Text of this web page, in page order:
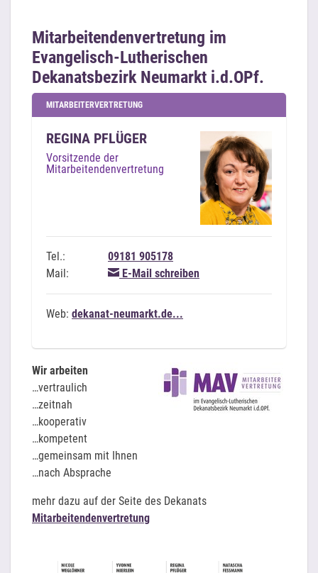
Mitarbeitendenvertretung im
Evangelisch-Lutherischen
Dekanatsbezirk Neumarkt i.d.OPf.
MITARBEITERVERTRETUNG
REGINA PFLÜGER
Vorsitzende der
Mitarbeitendenvertretung
Tel.:
09181 905178
Mail:
E-Mail schreiben
Web: dekanat-neumarkt.de...
Wir arbeiten
…vertraulich
…zeitnah
…kooperativ
…kompetent
…gemeinsam mit Ihnen
…nach Absprache
mehr dazu auf der Seite des Dekanats
Mitarbeitendenvertretung